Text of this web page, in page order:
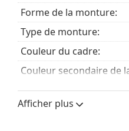
Forme de la monture:
Type de monture:
Couleur du cadre:
Couleur secondaire de la
Matériau cadre:
Afficher plus